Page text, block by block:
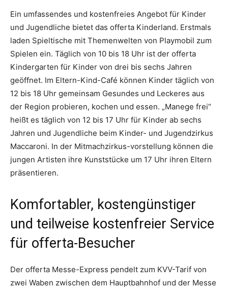
Ein umfassendes und kostenfreies Angebot für Kinder
und Jugendliche bietet das offerta Kinderland. Erstmals
laden Spieltische mit Themenwelten von Playmobil zum
Spielen ein. Täglich von 10 bis 18 Uhr ist der offerta
Kindergarten für Kinder von drei bis sechs Jahren
geöffnet. Im Eltern-Kind-Café können Kinder täglich von
12 bis 18 Uhr gemeinsam Gesundes und Leckeres aus
der Region probieren, kochen und essen. „Manege frei“
heißt es täglich von 12 bis 17 Uhr für Kinder ab sechs
Jahren und Jugendliche beim Kinder- und Jugendzirkus
Maccaroni. In der Mitmachzirkus-vorstellung können die
jungen Artisten ihre Kunststücke um 17 Uhr ihren Eltern
präsentieren.
Komfortabler, kostengünstiger
und teilweise kostenfreier Service
für offerta-Besucher
Der offerta Messe-Express pendelt zum KVV-Tarif von
zwei Waben zwischen dem Hauptbahnhof und der Messe